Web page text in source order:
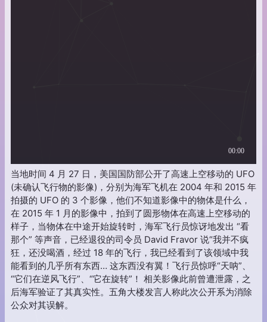
当地时间 4 月 27 日，美国国防部公开了高速上空移动的 UFO
(未确认飞行物的影像)，分别为海军飞机在 2004 年和 2015 年
拍摄的 UFO 的 3 个影像，他们不知道影像中的物体是什么，
在 2015 年 1 月的影像中，拍到了圆形物体在高速上空移动的
样子，当物体在中途开始旋转时，海军飞行员惊讶地发出 “看
那个” 等声音，已经退役的司令员 David Fravor 说“我并不疯
狂，还没喝酒，经过 18 年的飞行，我已经看到了该领域中我
能看到的几乎所有东西… 这东西没有翼！飞行员惊呼“天呐”、
“它们在逆风飞行”、“它在旋转”！ 相关影像此前曾遭泄露，之
后海军验证了其真实性。五角大楼发言人称此次公开系为消除
公众对其误解。